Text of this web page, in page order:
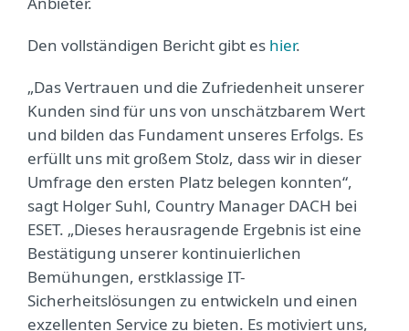
Den vollständigen Bericht gibt es hier.
„Das Vertrauen und die Zufriedenheit unserer
Kunden sind für uns von unschätzbarem Wert
und bilden das Fundament unseres Erfolgs. Es
erfüllt uns mit großem Stolz, dass wir in dieser
Umfrage den ersten Platz belegen konnten“,
sagt Holger Suhl, Country Manager DACH bei
ESET. „Dieses herausragende Ergebnis ist eine
Bestätigung unserer kontinuierlichen
Bemühungen, erstklassige IT-
Sicherheitslösungen zu entwickeln und einen
exzellenten Service zu bieten. Es motiviert uns,